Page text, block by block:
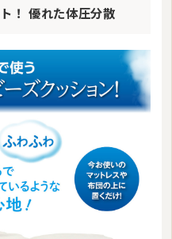
！ 優れた体圧分散